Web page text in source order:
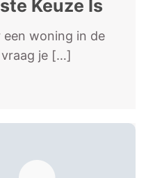
Keuze Is
een woning in de
je […]